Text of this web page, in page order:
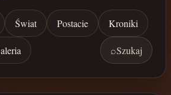
Świat Postacie Kroniki
⌕Szukaj